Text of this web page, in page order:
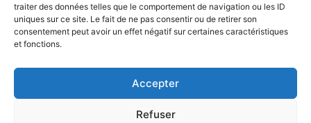
traiter des données telles que le comportement de navigation ou les ID
uniques sur ce site. Le fait de ne pas consentir ou de retirer son
consentement peut avoir un effet négatif sur certaines caractéristiques
et fonctions.
Accepter
Refuser
SUIVEZ-NOUS
Mentions légales